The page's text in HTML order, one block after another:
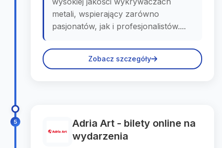
metali, wspierający zarówno
pasjonatów, jak i profesjonalistów....
Zobacz szczegóły
5
Adria Art - bilety online na
wydarzenia